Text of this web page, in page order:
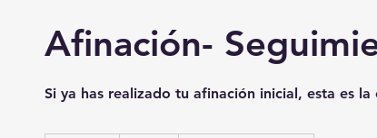
Afinación-
Si ya has realizado tu afinación inicial, esta es